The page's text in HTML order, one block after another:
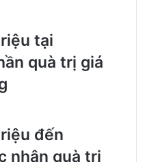
tại
quà trị giá
đến
nhận quà trị